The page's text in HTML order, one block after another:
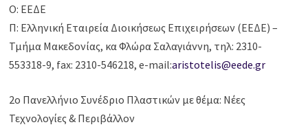
Ο: ΕΕΔΕ
Π: Ελληνική Εταιρεία Διοικήσεως Επιχειρήσεων (ΕΕΔΕ) –
Τμήμα Μακεδονίας, κα Φλώρα Σαλαγιάννη, τηλ: 2310-
553318-9, fax: 2310-546218, e-mail:aristotelis@eede.gr
2ο Πανελλήνιο Συνέδριο Πλαστικών με θέμα: Νέες
Τεχνολογίες & Περιβάλλον